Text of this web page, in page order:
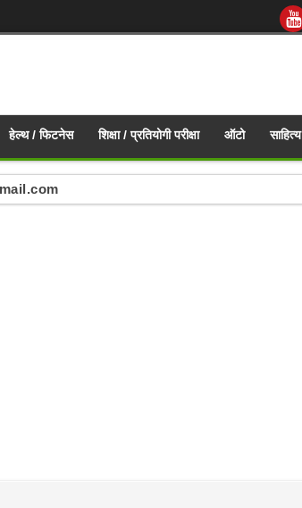
हेल्थ / फिटनेस शिक्षा / प्रतियोगी परीक्षा ऑटो साहित्य